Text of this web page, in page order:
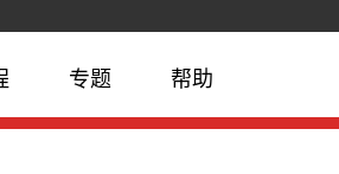
专题 帮助